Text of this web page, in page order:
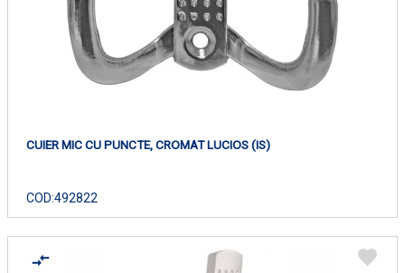
CUIER MIC CU PUNCTE, CROMAT LUCIOS (IS)
COD:492822